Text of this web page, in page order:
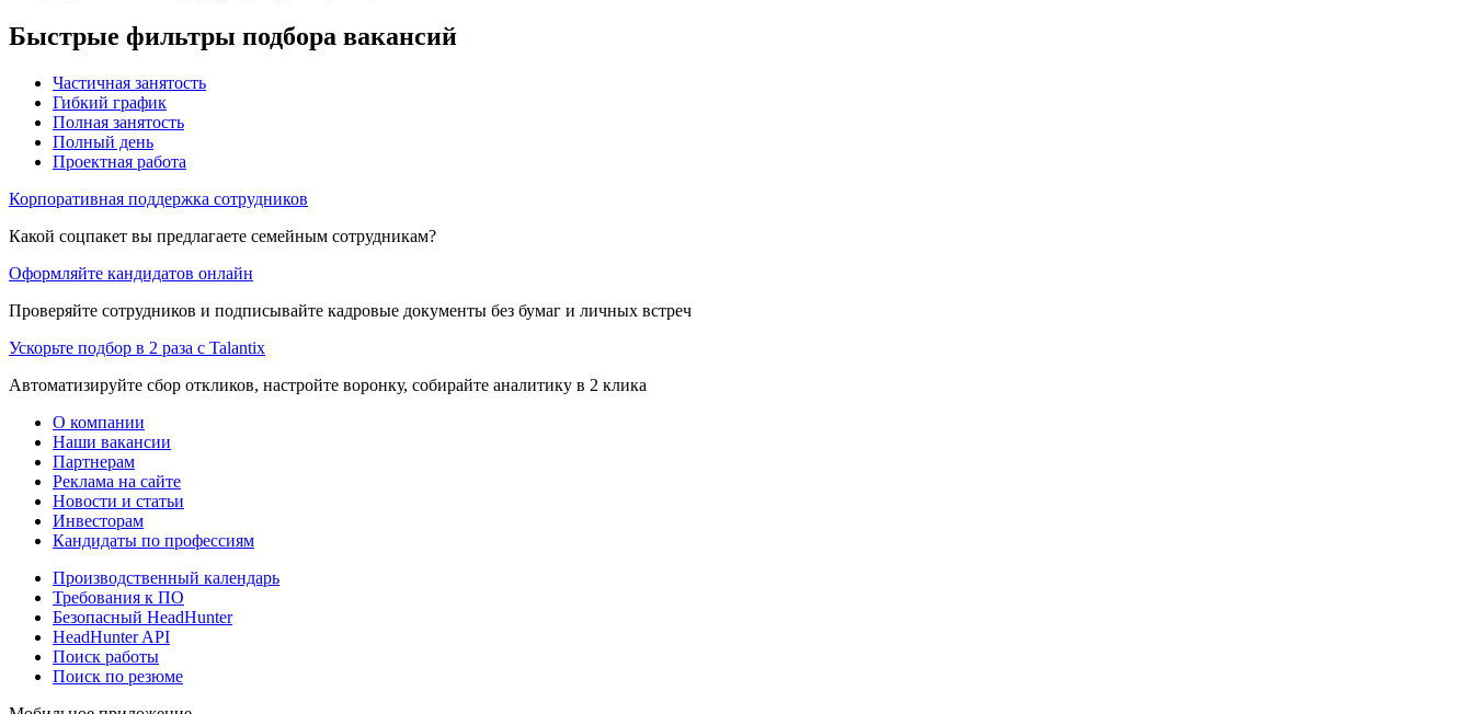
Быстрые фильтры подбора вакансий
Частичная занятость
Гибкий график
Полная занятость
Полный день
Проектная работа
Корпоративная поддержка сотрудников
Какой соцпакет вы предлагаете семейным сотрудникам?
Оформляйте кандидатов онлайн
Проверяйте сотрудников и подписывайте кадровые документы без бумаг и личных встреч
Ускорьте подбор в 2 раза с Talantix
Автоматизируйте сбор откликов, настройте воронку, собирайте аналитику в 2 клика
О компании
Наши вакансии
Партнерам
Реклама на сайте
Новости и статьи
Инвесторам
Кандидаты по профессиям
Производственный календарь
Требования к ПО
Безопасный HeadHunter
HeadHunter API
Поиск работы
Поиск по резюме